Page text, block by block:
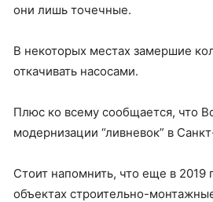
они лишь точечные.
В некоторых местах замершие
откачивать насосами.
Плюс ко всему сообщается, что
модернизации “ливневок” в
Стоит напомнить, что еще в
объектах строительно-